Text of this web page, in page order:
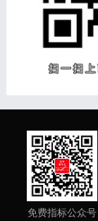
免费指标公众号